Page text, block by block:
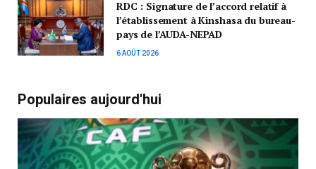
RDC : Signature de l’accord relatif à
l’établissement à Kinshasa du bureau-
pays de l’AUDA-NEPAD
6 AOÛT 2026
Populaires aujourd'hui